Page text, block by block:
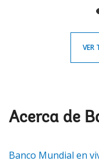
VER
Acerca de
Banco Mundial en